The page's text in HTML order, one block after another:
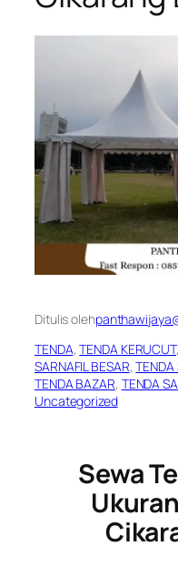
Ditulis oleh
TENDA, TENDA KERUCUT,
SARNAFIL BESAR, TENDA
TENDA BAZAR, TENDA
Uncategorized
Sewa